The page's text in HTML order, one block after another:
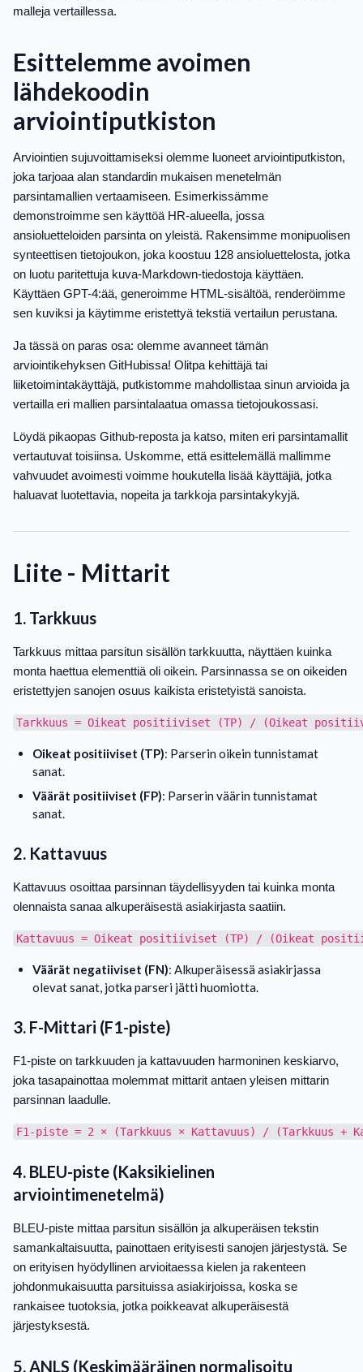
malleja vertaillessa.
Esittelemme avoimen
lähdekoodin
arviointiputkiston
Arviointien sujuvoittamiseksi olemme luoneet arviointiputkiston,
joka tarjoaa alan standardin mukaisen menetelmän
parsintamallien vertaamiseen. Esimerkissämme
demonstroimme sen käyttöä HR-alueella, jossa
ansioluetteloiden parsinta on yleistä. Rakensimme monipuolisen
synteettisen tietojoukon, joka koostuu 128 ansioluettelosta, jotka
on luotu paritettuja kuva-Markdown-tiedostoja käyttäen.
Käyttäen GPT-4:ää, generoimme HTML-sisältöä, renderöimme
sen kuviksi ja käytimme eristettyä tekstiä vertailun perustana.
Ja tässä on paras osa: olemme avanneet tämän
arviointikehyksen GitHubissa! Olitpa kehittäjä tai
liiketoimintakäyttäjä, putkistomme mahdollistaa sinun arvioida ja
vertailla eri mallien parsintalaatua omassa tietojoukossasi.
Löydä pikaopas Github-reposta ja katso, miten eri parsintamallit
vertautuvat toisiinsa. Uskomme, että esittelemällä mallimme
vahvuudet avoimesti voimme houkutella lisää käyttäjiä, jotka
haluavat luotettavia, nopeita ja tarkkoja parsintakykyjä.
Liite - Mittarit
1. Tarkkuus
Tarkkuus mittaa parsitun sisällön tarkkuutta, näyttäen kuinka
monta haettua elementtiä oli oikein. Parsinnassa se on oikeiden
eristettyjen sanojen osuus kaikista eristetyistä sanoista.
Oikeat positiiviset (TP): Parserin oikein tunnistamat
sanat.
Väärät positiiviset (FP): Parserin väärin tunnistamat
sanat.
2. Kattavuus
Kattavuus osoittaa parsinnan täydellisyyden tai kuinka monta
olennaista sanaa alkuperäisestä asiakirjasta saatiin.
Väärät negatiiviset (FN): Alkuperäisessä asiakirjassa
olevat sanat, jotka parseri jätti huomiotta.
3. F-Mittari (F1-piste)
F1-piste on tarkkuuden ja kattavuuden harmoninen keskiarvo,
joka tasapainottaa molemmat mittarit antaen yleisen mittarin
parsinnan laadulle.
4. BLEU-piste (Kaksikielinen
arviointimenetelmä)
BLEU-piste mittaa parsitun sisällön ja alkuperäisen tekstin
samankaltaisuutta, painottaen erityisesti sanojen järjestystä. Se
on erityisen hyödyllinen arvioitaessa kielen ja rakenteen
johdonmukaisuutta parsituissa asiakirjoissa, koska se
rankaisee tuotoksia, jotka poikkeavat alkuperäisestä
järjestyksestä.
5. ANLS (Keskimääräinen normalisoitu